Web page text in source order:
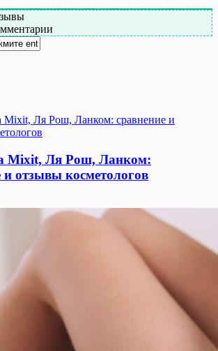
Мixit, Ля Рош, Ланком:
и отзывы косметологов